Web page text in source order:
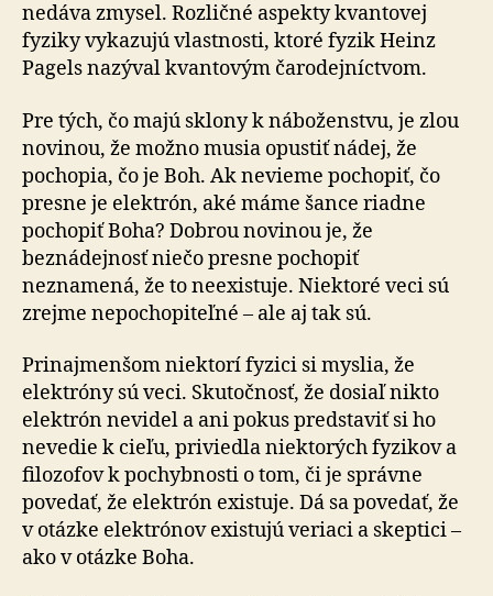
nedáva zmysel. Rozličné aspekty kvantovej
fyziky vykazujú vlastnosti, ktoré fyzik Heinz
Pagels nazýval kvantovým čarodejníctvom.
Pre tých, čo majú sklony k náboženstvu, je zlou
novinou, že možno musia opustiť nádej, že
pochopia, čo je Boh. Ak nevieme pochopiť, čo
presne je elektrón, aké máme šance riadne
pochopiť Boha? Dobrou novinou je, že
beznádejnosť niečo presne pochopiť
neznamená, že to neexistuje. Niektoré veci sú
zrejme nepochopiteľné – ale aj tak sú.
Prinajmenšom niektorí fyzici si myslia, že
elektróny sú veci. Skutočnosť, že dosiaľ nikto
elektrón nevidel a ani pokus predstaviť si ho
nevedie k cieľu, priviedla niektorých fyzikov a
filozofov k pochybnosti o tom, či je správne
povedať, že elektrón existuje. Dá sa povedať, že
v otázke elektrónov existujú veriaci a skeptici –
ako v otázke Boha.